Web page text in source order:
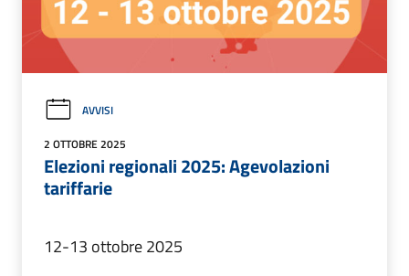
AVVISI
2 OTTOBRE 2025
Elezioni regionali 2025: Agevolazioni
tariffarie
12-13 ottobre 2025